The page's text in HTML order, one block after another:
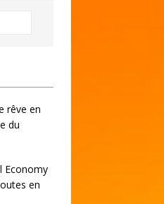
rêve en
du
Economy
en